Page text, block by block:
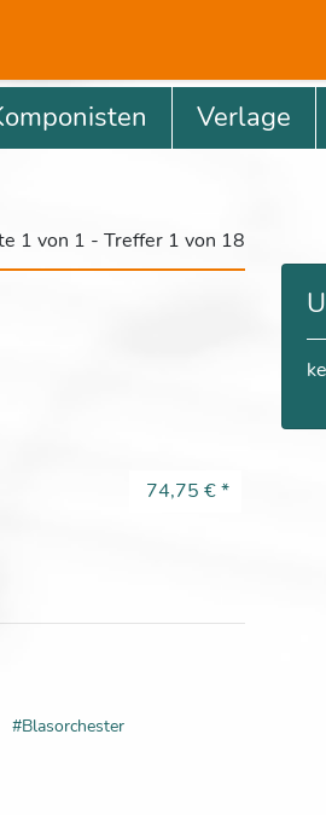
Verlage
1 von 1 - Treffer 1 von 18
74,75 €*
#Blasorchester